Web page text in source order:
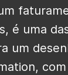
é uma
um